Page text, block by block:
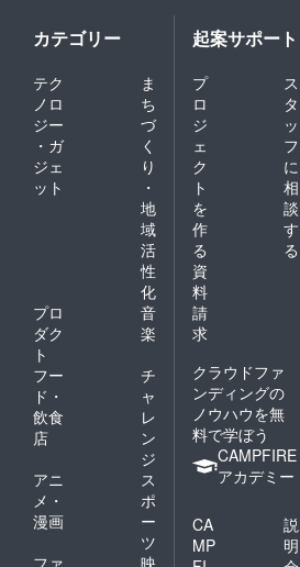
カテゴリー
テク
ノロ
ジー
・ガ
ジェ
ット
ま
ち
づ
く
り
・
地
域
活
性
化
プロ
ダク
ト
音
楽
フー
ド・
飲食
店
チ
ャ
レ
ン
ジ
アニ
メ・
漫画
ス
ポ
ー
ツ
ファ
映
起案サポート
プ
ロ
ジ
ェ
ク
ト
を
作
る
ス
タ
ッ
フ
に
相
談
す
る
資
料
請
求
クラウドファ
ンディングの
ノウハウを無
料で学ぼう
CAMPFIRE
アカデミー
CA
MP
説
明